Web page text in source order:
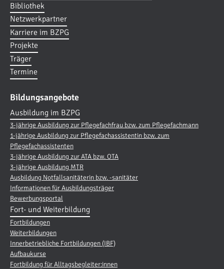
Bibliothek
Netzwerkpartner
Karriere im BZPG
Projekte
Träger
Termine
Bildungsangebote
Ausbildung im BZPG
3-jährige Ausbildung zur Pflegefachfrau bzw. zum Pflegefachmann
1-jährige Ausbildung zur Pflegefachassistentin bzw. zum
Pflegefachassistenten
3-jährige Ausbildung zur ATA bzw. OTA
3-jährige Ausbildung MTR
Ausbildung Notfallsanitäterin bzw. -sanitäter
Informationen für Ausbildungsträger
Bewerbungsportal
Fort- und Weiterbildung
Fortbildungen
Weiterbildungen
Innerbetriebliche Fortbildungen (IBF)
Aufbaukurse
Fortbildung für Alltagsbegleiter:innen